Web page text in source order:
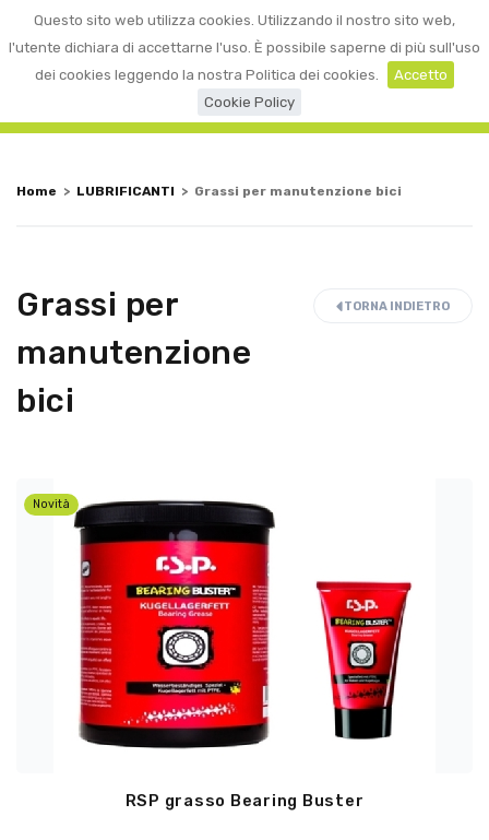
Questo sito web utilizza cookies. Utilizzando il nostro sito web,
l'utente dichiara di accettarne l'uso. È possibile saperne di più sull'uso
dei cookies leggendo la nostra Politica dei cookies.
Accetto
Cookie Policy
☰ 0
Home > LUBRIFICANTI > Grassi per manutenzione bici
Grassi per
manutenzione
bici
TORNA INDIETRO
Novità
RSP grasso Bearing Buster